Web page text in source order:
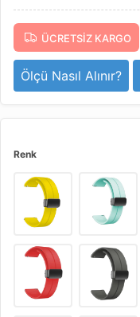
ÜCRETSIZ KARGO
Ölçü Nasıl Alınır?
Renk